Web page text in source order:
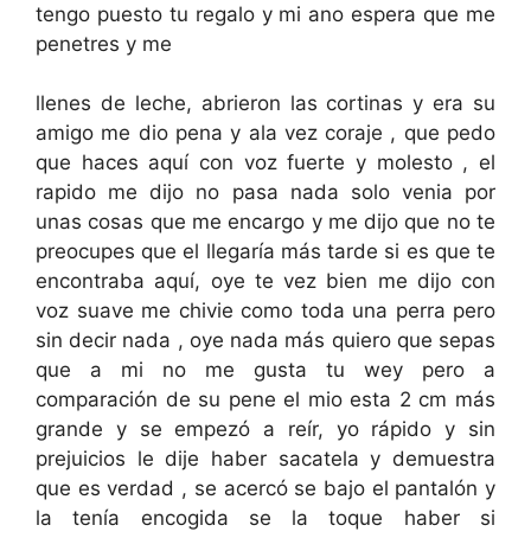
tengo puesto tu regalo y mi ano espera que me
penetres y me
llenes de leche, abrieron las cortinas y era su
amigo me dio pena y ala vez coraje , que pedo
que haces aquí con voz fuerte y molesto , el
rapido me dijo no pasa nada solo venia por
unas cosas que me encargo y me dijo que no te
preocupes que el llegaría más tarde si es que te
encontraba aquí, oye te vez bien me dijo con
voz suave me chivie como toda una perra pero
sin decir nada , oye nada más quiero que sepas
que a mi no me gusta tu wey pero a
comparación de su pene el mio esta 2 cm más
grande y se empezó a reír, yo rápido y sin
prejuicios le dije haber sacatela y demuestra
que es verdad , se acercó se bajo el pantalón y
la tenía encogida se la toque haber si